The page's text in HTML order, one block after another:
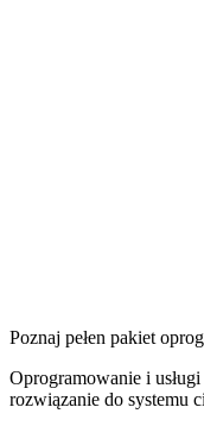
Poznaj pełen pakiet
Oprogramowanie i
rozwiązanie do systemu